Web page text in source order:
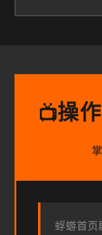
📺操
蜉蝣首页